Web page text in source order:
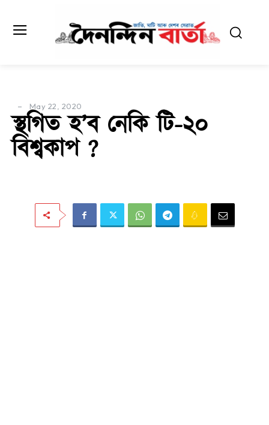
May 22, 2020
স্থগিত হ’ব নেকি টি-২০
বিশ্বকাপ ?